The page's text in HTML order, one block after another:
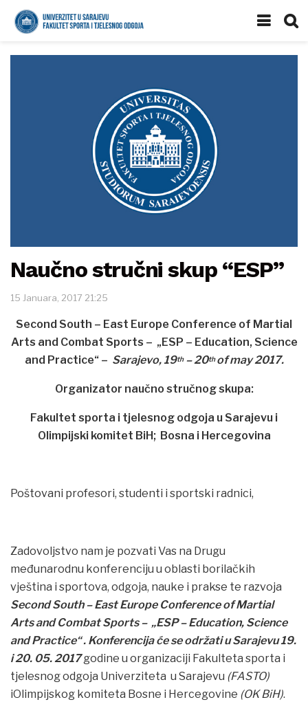
Naučno stručni skup “ESP”
15 Januara, 2017 21:25
Second South – East Europe Conference of Martial
Arts and Combat Sports – „ESP – Education, Science
and Practice“ – Sarajevo, 19th– 20thofmay 2017.
Organizator naučno stručnog skupa:
Fakultet sporta i tjelesnog odgoja u Sarajevu i
Olimpijski komitet BiH; Bosna i Hercegovina
Poštovani profesori, studenti i sportski radnici,
Zadovoljstvo nam je pozvati Vas na Drugu
međunarodnu konferenciju u oblasti borilačkih
vještina i sportova, odgoja, nauke i prakse te razvoja
SecondSouth – East Europe Conference of Martial
Arts and Combat Sports – „ESP – Education, Science
and Practice“ . Konferencija će se održati u Sarajevu 19.
i 20. 05. 2017godine u organizaciji Fakulteta sporta i
tjelesnog odgoja Univerziteta u Sarajevu (FASTO)
iOlimpijskog komiteta Bosne i Hercegovine (OK BiH).